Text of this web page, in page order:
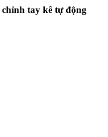
tay kê tự động